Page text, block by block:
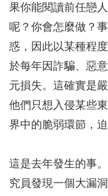
果你能閱讀前任戀
呢？你會怎麼做？
惑，因此以某種程
於每年因詐騙、惡
元損失。這確實是
他們只想入侵某些
界中的脆弱環節，
這是去年發生的事
究員發現一個大漏